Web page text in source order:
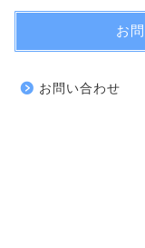
お
お問い合わせ